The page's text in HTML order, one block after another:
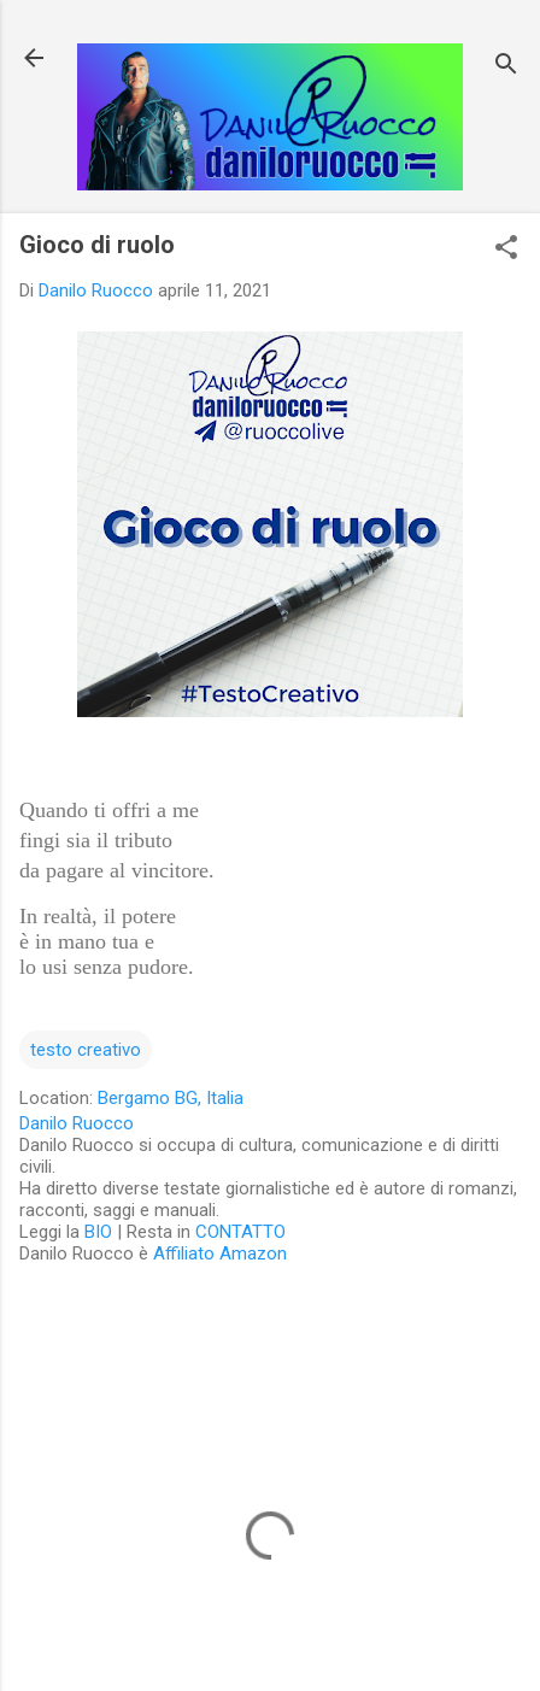
Gioco di ruolo
Di Danilo Ruocco aprile 11, 2021
Quando ti offri a me
fingi sia il tributo
da pagare al vincitore.
In realtà, il potere
è in mano tua e
lo usi senza pudore.
testo creativo
Location: Bergamo BG, Italia
Danilo Ruocco
Danilo Ruocco si occupa di cultura, comunicazione e di diritti
civili.
Ha diretto diverse testate giornalistiche ed è autore di romanzi,
racconti, saggi e manuali.
Leggi la BIO | Resta in CONTATTO
Danilo Ruocco è Affiliato Amazon